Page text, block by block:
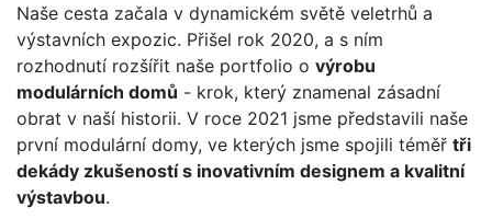
Naše cesta začala v dynamickém světě veletrhů a
výstavních expozic. Přišel rok 2020, a s ním
rozhodnutí rozšířit naše portfolio o výrobu
modulárních domů - krok, který znamenal zásadní
obrat v naší historii. V roce 2021 jsme představili naše
první modulární domy, ve kterých jsme spojili téměř tři
dekády zkušeností s inovativním designem a kvalitní
výstavbou.